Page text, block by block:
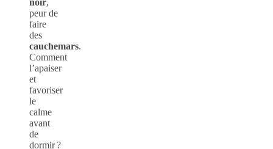
peur de
faire
des
cauchemars.
Comment
l’apaiser
et
favoriser
le
calme
avant
de
dormir ?